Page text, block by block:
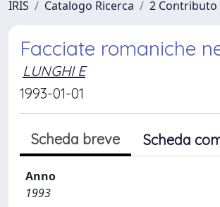
IRIS Catalogo Ricerca 2 Contributo
Facciate romaniche
LUNGHI E
1993-01-01
Scheda breve Scheda
Anno
1993